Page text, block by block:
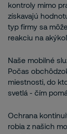
kontroly mimo
získavajú
typ firmy sa
reakciu na
Naše mobilné
Počas
miestnosti, do
svetlá - čím
Ochrana
robia z našich